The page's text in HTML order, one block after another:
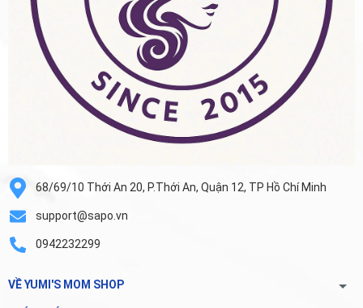
68/69/10 Thới An 20, P.Thới An, Quận 12, TP Hồ Chí Minh
support@sapo.vn
0942232299
VỀ YUMI'S MOM SHOP